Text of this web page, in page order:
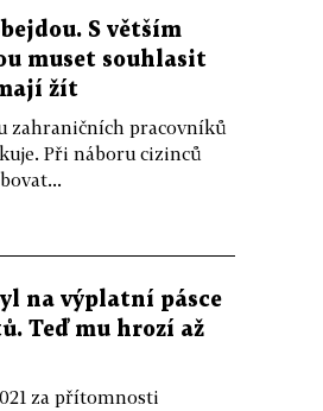
S větším
muset souhlasit
žít
zahraničních pracovníků
Při náboru cizinců
na výplatní pásce
Teď mu hrozí až
za přítomnosti